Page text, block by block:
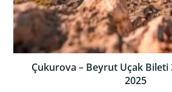
Çukurova – Beyrut Uçak Bileti
2025